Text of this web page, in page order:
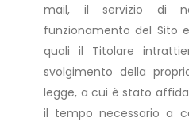
mail, il servizio di
funzionamento del Sito
quali il Titolare
svolgimento della
legge, a cui è stato
il tempo necessario a